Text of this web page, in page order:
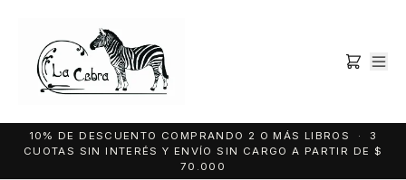
10% DE DESCUENTO COMPRANDO 2 O MÁS LIBROS · 3
CUOTAS SIN INTERÉS Y ENVÍO SIN CARGO A PARTIR DE $
70.000